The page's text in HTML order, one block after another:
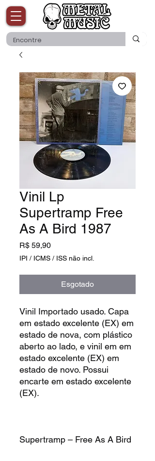
Vinil Lp
Supertramp Free
As A Bird 1987
R$ 59,90Preço
IPI / ICMS / ISS não incl.
Esgotado
Vinil Importado usado. Capa
em estado excelente (EX) em
estado de nova, com plástico
aberto ao lado, e vinil em em
estado excelente (EX) em
estado de novo. Possui
encarte em estado excelente
(EX).
Supertramp – Free As A Bird